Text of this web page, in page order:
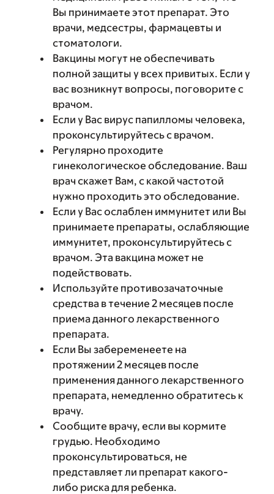
Вы принимаете этот препарат. Это
врачи, медсестры, фармацевты и
стоматологи.
Вакцины могут не обеспечивать
полной защиты у всех привитых. Если у
вас возникнут вопросы, поговорите с
врачом.
Если у Вас вирус папилломы человека,
проконсультируйтесь с врачом.
Регулярно проходите
гинекологическое обследование. Ваш
врач скажет Вам, с какой частотой
нужно проходить это обследование.
Если у Вас ослаблен иммунитет или Вы
принимаете препараты, ослабляющие
иммунитет, проконсультируйтесь с
врачом. Эта вакцина может не
подействовать.
Используйте противозачаточные
средства в течение 2 месяцев после
приема данного лекарственного
препарата.
Если Вы забеременеете на
протяжении 2 месяцев после
применения данного лекарственного
препарата, немедленно обратитесь к
врачу.
Сообщите врачу, если вы кормите
грудью. Необходимо
проконсультироваться, не
представляет ли препарат какого-
либо риска для ребенка.